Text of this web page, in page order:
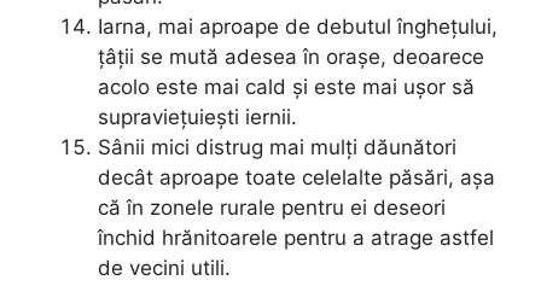
Iarna, mai aproape de debutul înghețului,
țâții se mută adesea în orașe, deoarece
acolo este mai cald și este mai ușor să
supraviețuiești iernii.
Sânii mici distrug mai mulți dăunători
decât aproape toate celelalte păsări, așa
că în zonele rurale pentru ei deseori
închid hrănitoarele pentru a atrage astfel
de vecini utili.